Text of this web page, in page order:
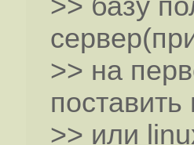
>> базу
>> на
>> или